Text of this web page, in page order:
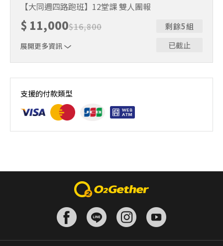
【大同週四路跑班】12堂課 雙人團報
$ 11,000$16,800
展開更多資訊
剩餘5組
已截止
課程時間：4/30 - 7/16 | 19:00-20:30
支援的付款類型